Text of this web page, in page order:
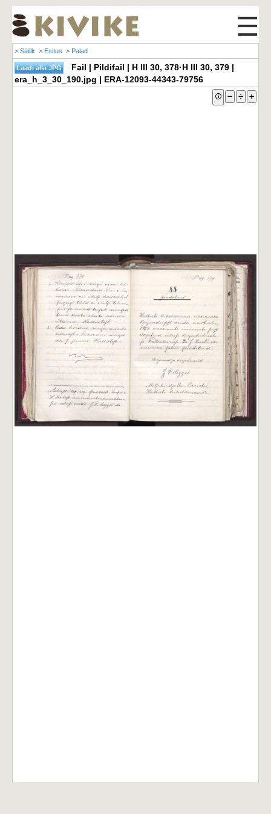
☰
> Säilik > Esitus > Palad
Fail | Pildifail | H III 30, 378·H III 30, 379 |
era_h_3_30_190.jpg | ERA-12093-44343-79756